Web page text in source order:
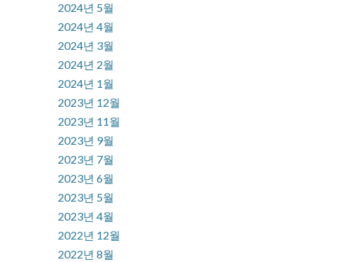
2024년 5월
2024년 4월
2024년 3월
2024년 2월
2024년 1월
2023년 12월
2023년 11월
2023년 9월
2023년 7월
2023년 6월
2023년 5월
2023년 4월
2022년 12월
2022년 8월